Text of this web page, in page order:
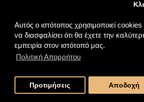
Αυτός ο ιστότοπος χρησιμοποιεί cookies
να διασφαλίσει ότι θα έχετε την
εμπειρία στον ιστότοπό μας.
Πολιτική Απορρήτου
Προτιμήσεις Αποδοχή
© kosmimata-roloi.gr Jewellery. All